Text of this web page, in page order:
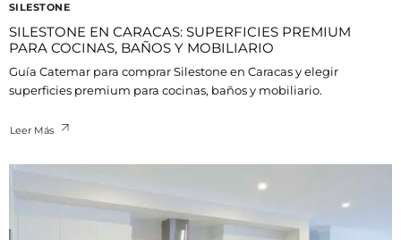
SILESTONE
SILESTONE EN CARACAS: SUPERFICIES PREMIUM
PARA COCINAS, BAÑOS Y MOBILIARIO
Guía Catemar para comprar Silestone en Caracas y elegir
superficies premium para cocinas, baños y mobiliario.
Leer Más